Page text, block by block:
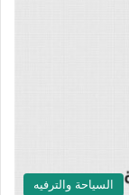
السياحة والترفيه